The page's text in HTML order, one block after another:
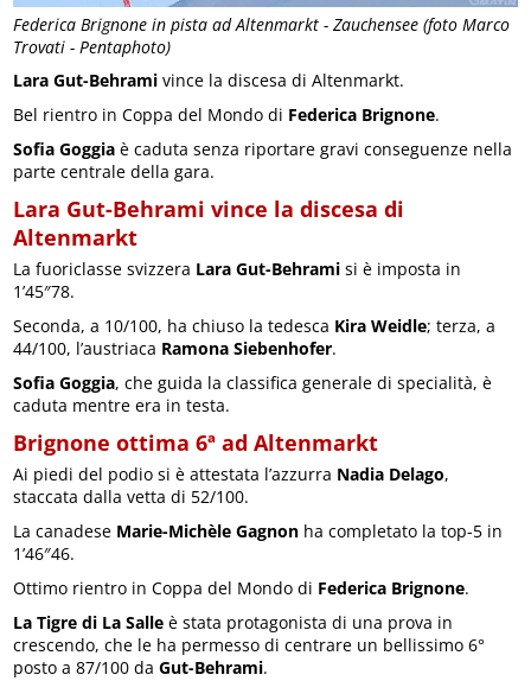
Federica Brignone in pista ad Altenmarkt - Zauchensee (foto Marco
Trovati - Pentaphoto)
Lara Gut-Behrami vince la discesa di Altenmarkt.
Bel rientro in Coppa del Mondo di Federica Brignone.
Sofia Goggia è caduta senza riportare gravi conseguenze nella
parte centrale della gara.
Lara Gut-Behrami vince la discesa di
Altenmarkt
La fuoriclasse svizzera Lara Gut-Behrami si è imposta in
1’45″78.
Seconda, a 10/100, ha chiuso la tedesca Kira Weidle; terza, a
44/100, l’austriaca Ramona Siebenhofer.
Sofia Goggia, che guida la classifica generale di specialità, è
caduta mentre era in testa.
Brignone ottima 6ª ad Altenmarkt
Ai piedi del podio si è attestata l’azzurra Nadia Delago,
staccata dalla vetta di 52/100.
La canadese Marie-Michèle Gagnon ha completato la top-5 in
1’46″46.
Ottimo rientro in Coppa del Mondo di Federica Brignone.
La Tigre di La Salle è stata protagonista di una prova in
crescendo, che le ha permesso di centrare un bellissimo 6°
posto a 87/100 daGut-Behrami.